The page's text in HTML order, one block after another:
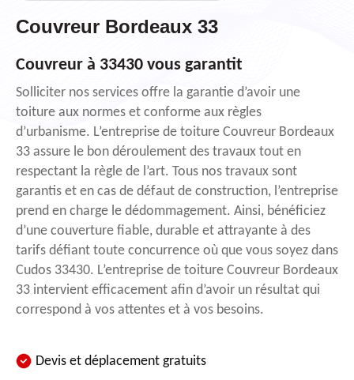
Couvreur Bordeaux 33
Couvreur à 33430 vous garantit
Solliciter nos services offre la garantie d’avoir une
toiture aux normes et conforme aux règles
d’urbanisme. L’entreprise de toiture Couvreur Bordeaux
33 assure le bon déroulement des travaux tout en
respectant la règle de l’art. Tous nos travaux sont
garantis et en cas de défaut de construction, l’entreprise
prend en charge le dédommagement. Ainsi, bénéficiez
d’une couverture fiable, durable et attrayante à des
tarifs défiant toute concurrence où que vous soyez dans
Cudos 33430. L’entreprise de toiture Couvreur Bordeaux
33 intervient efficacement afin d’avoir un résultat qui
correspond à vos attentes et à vos besoins.
Devis et déplacement gratuits